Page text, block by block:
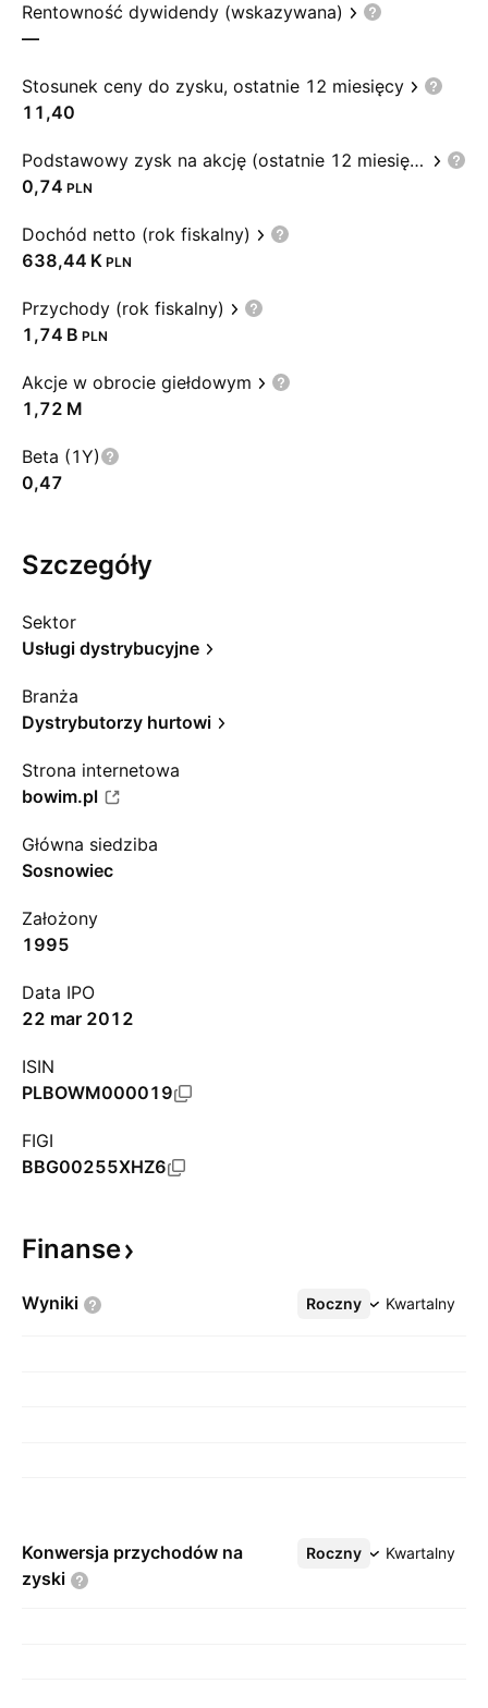
Rentowność dywidendy (wskazywana)
—
Stosunek ceny do zysku, ostatnie 12 miesięcy
11,40
Podstawowy zysk na akcję (ostatnie 12 miesięcy)
0,74 PLN
Dochód netto (rok fiskalny)
‪638,44 K‬ PLN
Przychody (rok fiskalny)
‪1,74 B‬ PLN
Akcje w obrocie giełdowym
‪1,72 M‬
Beta (1Y)
0,47
Szczegóły
Sektor
Usługi dystrybucyjne
Branża
Dystrybutorzy hurtowi
Strona internetowa
bowim.pl
Główna siedziba
Sosnowiec
Założony
1995
Data IPO
22 mar 2012
ISIN
PLBOWM000019
FIGI
BBG00255XHZ6
Finanse
Wyniki Roczny Kwartalny
Więcej
Konwersja przychodów na
zyski
Roczny Kwartalny
Więcej